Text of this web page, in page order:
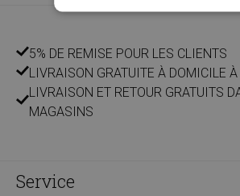
5% DE REMISE POUR LES CLIENTS
LIVRAISON GRATUITE À DOMICILE
LIVRAISON ET RETOUR GRATUITS
MAGASINS
Service